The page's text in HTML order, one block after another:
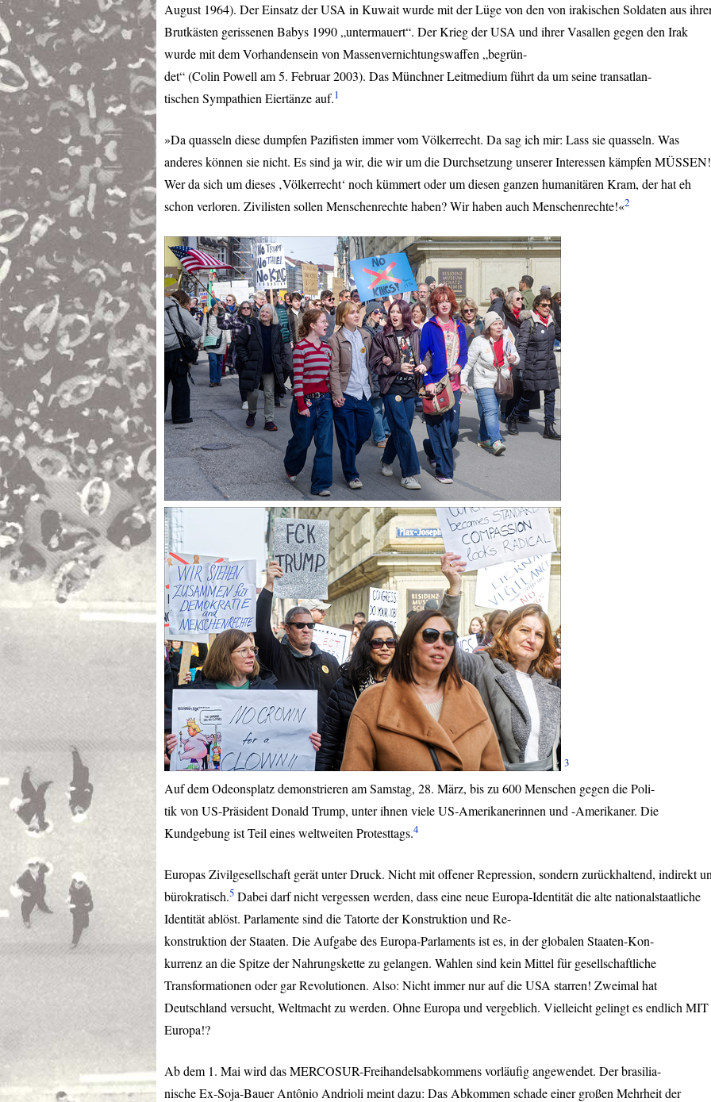
August 1964). Der Einsatz derUSA in Kuwait wurde mit der Lüge von den von irakischen Soldaten aus
Brutkästen gerissenen Babys 1990 „untermauert“. Der Krieg derUSA und ihrer Vasallen gegen den Irak
wurde mit dem Vorhandensein von Massenvernichtungswaffen „begrün-
det“ (Colin Powell am 5. Februar 2003). Das Münchner Leitmedium führt da um seine transatlan-
tischen Sympathien Eiertänze auf.1
»Da quasseln diese dumpfen Pazifisten immer vom Völkerrecht. Da sag ich mir: Lass sie quasseln. Was
anderes können sie nicht. Es sind ja wir, die wir um die Durchsetzung unserer Interessen kämpfen MÜSSEN!
Wer da sich um dieses ‚Völkerrecht‘ noch kümmert oder um diesen ganzen humanitären Kram, der hat eh
schon verloren. Zivilisten sollen Menschenrechte haben? Wir haben auch Menschenrechte!«2
3
Auf dem Odeonsplatz demonstrieren am Samstag, 28. März, bis zu 600 Menschen gegen die Poli-
tik von US-Präsident Donald Trump, unter ihnen viele US-Amerikanerinnen und -Amerikaner. Die
Kundgebung ist Teil eines weltweiten Protesttags.4
Europas Zivilgesellschaft gerät unter Druck. Nicht mit offener Repression, sondern zurückhaltend, indirekt
bürokratisch.5 Dabei darf nicht vergessen werden, dass eine neue Europa-Identität die alte nationalstaatliche
Identität ablöst. Parlamente sind die Tatorte der Konstruktion und Re-
konstruktion der Staaten. Die Aufgabe des Europa-Parlaments ist es, in der globalen Staaten-Kon-
kurrenz an die Spitze der Nahrungskette zu gelangen. Wahlen sind kein Mittel für gesellschaftliche
Transformationen oder gar Revolutionen. Also: Nicht immer nur auf dieUSA starren! Zweimal hat
Deutschland versucht, Weltmacht zu werden. Ohne Europa und vergeblich. Vielleicht gelingt es endlich MIT
Europa!?
Ab dem 1. Mai wird dasMERCOSUR-Freihandelsabkommens vorläufig angewendet. Der brasilia-
nische Ex-Soja-Bauer Antônio Andrioli meint dazu: Das Abkommen schade einer großen Mehrheit der